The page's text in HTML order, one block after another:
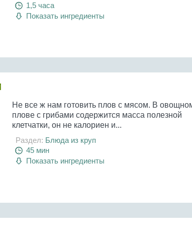
1,5 часа
Показать ингредиенты
Не все ж нам готовить плов с мясом. В
плове с грибами содержится масса полезной
клетчатки, он не калориен и...
Раздел: Блюда из круп
45 мин
Показать ингредиенты